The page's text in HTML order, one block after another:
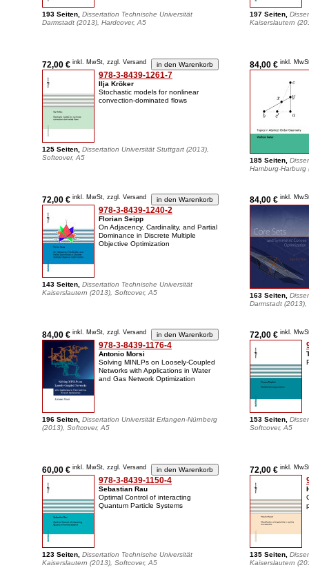
193 Seiten, Dissertation Technische Universität
Darmstadt (2013), Hardcover, A5
72,00 € inkl. MwSt, zzgl. Versand
978-3-8439-1261-7
Ilja Kröker
Stochastic models for nonlinear
convection-dominated flows
125 Seiten, Dissertation Universität Stuttgart (2013),
Softcover, A5
72,00 € inkl. MwSt, zzgl. Versand
978-3-8439-1240-2
Florian Seipp
On Adjacency, Cardinality, and Partial
Dominance in Discrete Multiple
Objective Optimization
143 Seiten, Dissertation Technische Universität
Kaiserslautern (2013), Softcover, A5
84,00 € inkl. MwSt, zzgl. Versand
978-3-8439-1176-4
Antonio Morsi
Solving MINLPs on Loosely-Coupled
Networks with Applications in Water
and Gas Network Optimization
196 Seiten, Dissertation Universität Erlangen-Nürnberg
(2013), Softcover, A5
60,00 € inkl. MwSt, zzgl. Versand
978-3-8439-1150-4
Sebastian Rau
Optimal Control of interacting
Quantum Particle Systems
123 Seiten, Dissertation Technische Universität
Kaiserslautern (2013), Softcover, A5
197 Seiten,
Kaiserslautern
84,00 € inkl.
185 Seiten,
Hamburg-
84,00 € inkl.
163 Seiten,
Darmstadt (2013),
72,00 € inkl.
153 Seiten,
Softcover, A5
72,00 € inkl.
135 Seiten,
Kaiserslautern